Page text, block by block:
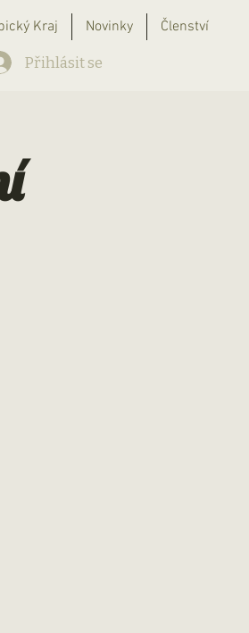
Kraj Novinky Členství
Přihlásit se